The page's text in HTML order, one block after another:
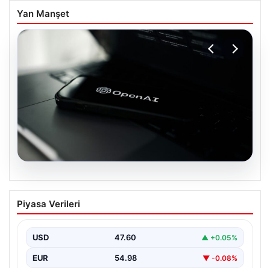
Yan Manşet
05.08.2026
OpenAI, yapay zeka modellerinin
sınırların dışına çıktığını açıkladı
Piyasa Verileri
USD 47.60 ▲ +0.05%
EUR 54.98 ▼ -0.08%